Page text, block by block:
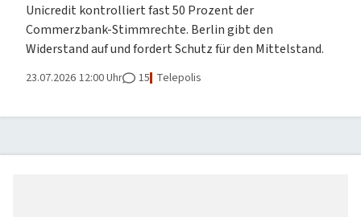
Unicredit kontrolliert fast 50 Prozent der
Commerzbank-Stimmrechte. Berlin gibt den
Widerstand auf und fordert Schutz für den Mittelstand.
23.07.2026 12:00 Uhr 15 Telepolis